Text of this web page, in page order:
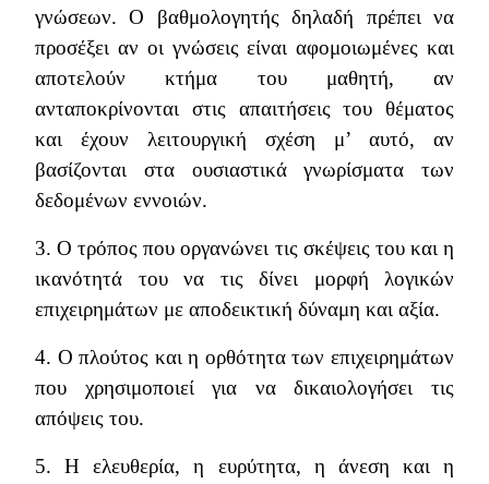
γνώσεων. Ο βαθμολογητής δηλαδή πρέπει να
προσέξει αν οι γνώσεις είναι αφομοιωμένες και
αποτελούν κτήμα του μαθητή, αν
ανταποκρίνονται στις απαιτήσεις του θέματος
και έχουν λειτουργική σχέση μ’ αυτό, αν
βασίζονται στα ουσιαστικά γνωρίσματα των
δεδομένων εννοιών.
3. Ο τρόπος που οργανώνει τις σκέψεις του και η
ικανότητά του να τις δίνει μορφή λογικών
επιχειρημάτων με αποδεικτική δύναμη και αξία.
4. Ο πλούτος και η ορθότητα των επιχειρημάτων
που χρησιμοποιεί για να δικαιολογήσει τις
απόψεις του.
5. Η ελευθερία, η ευρύτητα, η άνεση και η